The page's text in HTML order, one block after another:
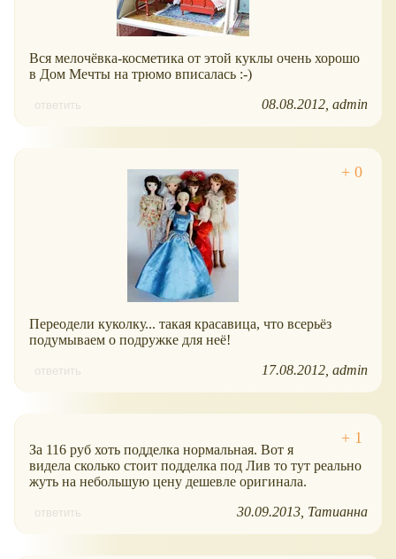
Вся мелочёвка-косметика от этой куклы очень хорошо
в Дом Мечты на трюмо вписалась :-)
ответить 08.08.2012 admin
Переодели куколку... такая красавица, что всерьёз
подумываем о подружке для неё!
ответить 17.08.2012 admin
За 116 руб хоть подделка нормальная. Вот я
видела сколько стоит подделка под Лив то тут реально
жуть на небольшую цену дешевле оригинала.
ответить 30.09.2013 Татианна